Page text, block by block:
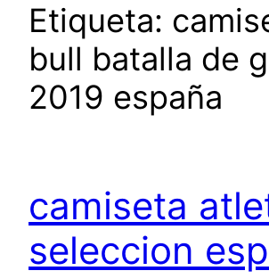
Etiqueta:
bull batalla de
2019 españa
camiseta
seleccion